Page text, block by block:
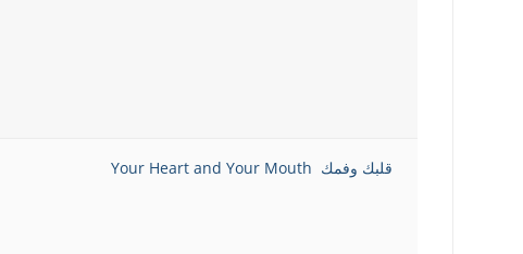
قلبك وفمك Your Heart and Your Mouth